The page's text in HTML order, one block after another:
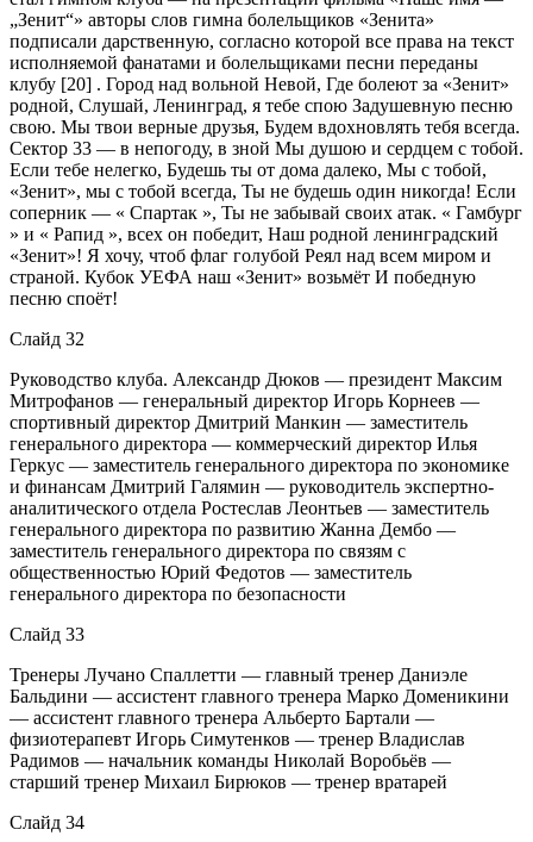
„Зенит“» авторы слов гимна болельщиков «Зенита»
подписали дарственную, согласно которой все права на текст
исполняемой фанатами и болельщиками песни переданы
клубу [20] . Город над вольной Невой, Где болеют за «Зенит»
родной, Слушай, Ленинград, я тебе спою Задушевную песню
свою. Мы твои верные друзья, Будем вдохновлять тебя всегда.
Сектор 33 — в непогоду, в зной Мы душою и сердцем с тобой.
Если тебе нелегко, Будешь ты от дома далеко, Мы с тобой,
«Зенит», мы с тобой всегда, Ты не будешь один никогда! Если
соперник — « Спартак », Ты не забывай своих атак. « Гамбург
» и « Рапид », всех он победит, Наш родной ленинградский
«Зенит»! Я хочу, чтоб флаг голубой Реял над всем миром и
страной. Кубок УЕФА наш «Зенит» возьмёт И победную
песню споёт!
Слайд 32
Руководство клуба. Александр Дюков — президент Максим
Митрофанов — генеральный директор Игорь Корнеев —
спортивный директор Дмитрий Манкин — заместитель
генерального директора — коммерческий директор Илья
Геркус — заместитель генерального директора по экономике
и финансам Дмитрий Галямин — руководитель экспертно-
аналитического отдела Ростеслав Леонтьев — заместитель
генерального директора по развитию Жанна Дембо —
заместитель генерального директора по связям с
общественностью Юрий Федотов — заместитель
генерального директора по безопасности
Слайд 33
Тренеры Лучано Спаллетти — главный тренер Даниэле
Бальдини — ассистент главного тренера Марко Доменикини
— ассистент главного тренера Альберто Бартали —
физиотерапевт Игорь Симутенков — тренер Владислав
Радимов — начальник команды Николай Воробьёв —
старший тренер Михаил Бирюков — тренер вратарей
Слайд 34